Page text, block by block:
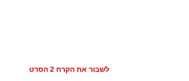
לשבור את הקרח 2 הסרט